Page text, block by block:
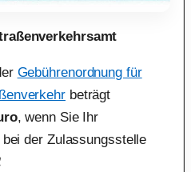
Gebührenordnung für
beträgt
, wenn Sie Ihr
der Zulassungsstelle